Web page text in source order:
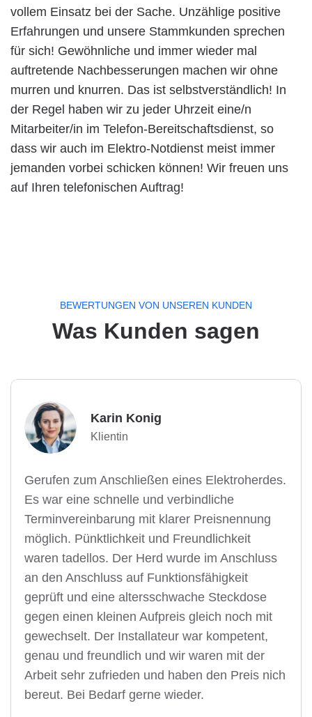
vollem Einsatz bei der Sache. Unzählige positive
Erfahrungen und unsere Stammkunden sprechen
für sich! Gewöhnliche und immer wieder mal
auftretende Nachbesserungen machen wir ohne
murren und knurren. Das ist selbstverständlich! In
der Regel haben wir zu jeder Uhrzeit eine/n
Mitarbeiter/in im Telefon-Bereitschaftsdienst, so
dass wir auch im Elektro-Notdienst meist immer
jemanden vorbei schicken können! Wir freuen uns
auf Ihren telefonischen Auftrag!
BEWERTUNGEN VON UNSEREN KUNDEN
Was Kunden sagen
Karin Konig
Klientin
Gerufen zum Anschließen eines Elektroherdes.
Es war eine schnelle und verbindliche
Terminvereinbarung mit klarer Preisnennung
möglich. Pünktlichkeit und Freundlichkeit
waren tadellos. Der Herd wurde im Anschluss
an den Anschluss auf Funktionsfähigkeit
geprüft und eine altersschwache Steckdose
gegen einen kleinen Aufpreis gleich noch mit
gewechselt. Der Installateur war kompetent,
genau und freundlich und wir waren mit der
Arbeit sehr zufrieden und haben den Preis nich
bereut. Bei Bedarf gerne wieder.